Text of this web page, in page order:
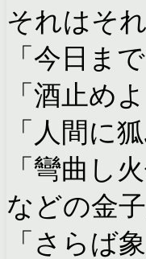
それはそ
「今日ま
「酒止め
「人間に
「彎曲し
などの金
「さらば